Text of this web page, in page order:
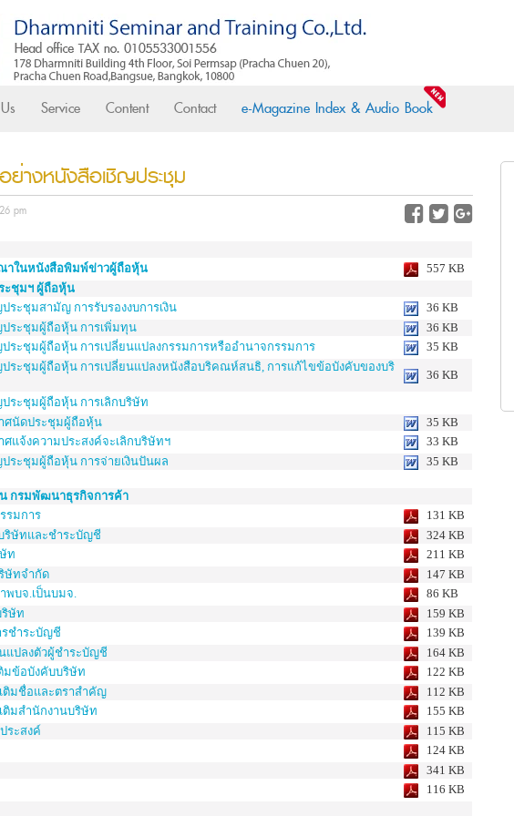
Service Content Contact e-Magazine Index & Audio Book
ย่างหนังสือเชิญประชุม
pm
าในหนังสือพิมพ์ข่าวผู้ถือหุ้น
557 KB
ะชุมฯ ผู้ถือหุ้น
ระชุมสามัญ การรับรองงบการเงิน
36 KB
ประชุมผู้ถือหุ้น การเพิ่มทุน
36 KB
ระชุมผู้ถือหุ้น การเปลี่ยนแปลงกรรมการหรืออำนาจกรรมการ
35 KB
ประชุมผู้ถือหุ้น การเปลี่ยนแปลงหนังสือบริคณห์สนธิ, การแก้ไขข้อบังคับของบริ
36 KB
ระชุมผู้ถือหุ้น การเลิกบริษัท
ศนัดประชุมผู้ถือหุ้น 35 KB
แจ้งความประสงค์จะเลิกบริษัทฯ 33 KB
ระชุมผู้ถือหุ้น การจ่ายเงินปันผล 35 KB
กรมพัฒนาธุรกิจการค้า
รมการ
131 KB
ริษัทและชำระบัญชี
324 KB
ท
211 KB
ษัทจำกัด
147 KB
พบจ.เป็นบมจ.
86 KB
ษัท
159 KB
รชำระบัญชี
139 KB
แปลงตัวผู้ชำระบัญชี
164 KB
มข้อบังคับบริษัท
122 KB
ติมชื่อและตราสำคัญ
112 KB
มสำนักงานบริษัท
155 KB
ระสงค์
115 KB
124 KB
341 KB
116 KB